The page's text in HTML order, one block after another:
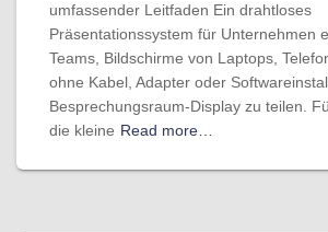
umfassender Leitfaden Ein drahtloses
Präsentationssystem für Unternehmen
Teams, Bildschirme von Laptops,
ohne Kabel, Adapter oder
Besprechungsraum-Display zu teilen.
die kleine Read more…